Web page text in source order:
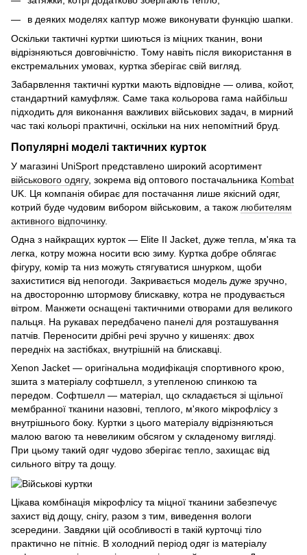
в деяких моделях каптур може виконувати функцію шапки.
Оскільки тактичні куртки шиються із міцних тканин, вони
відрізняються довговічністю. Тому навіть після використання в
екстремальних умовах, куртка зберігає свій вигляд.
Забарвлення тактичні куртки мають відповідне — олива, койот,
стандартний камуфляж. Саме така кольорова гама найбільш
підходить для виконання важливих військових задач, в мирний
час такі кольорі практичні, оскільки на них непомітний бруд.
Популярні моделі тактичних курток
У магазині UniSport представлено широкий асортимент
військового одягу, зокрема від оптового постачальника Kombat
UK. Ця компанія обирає для постачання лише якісний одяг,
котрий буде чудовим вибором військовим, а також любителям
активного відпочинку.
Одна з найкращих курток — Elite II Jacket, дуже тепла, м'яка та
легка, котру можна носити всю зиму. Куртка добре облягає
фігуру, комір та низ можуть стягуватися шнурком, щоби
захиститися від непогоди. Закривається модель дуже зручно,
на двосторонню штормову блискавку, котра не продувається
вітром. Манжети оснащені тактичними отворами для великого
пальця. На рукавах передбачено панелі для розташування
патчів. Переносити дрібні речі зручно у кишенях: двох
передніх на застібках, внутрішній на блискавці.
Xenon Jacket — оригінальна модифікація спортивного крою,
зшита з матеріалу софтшелл, з утепленою спинкою та
передом. Софтшелл — матеріал, що складається зі щільної
мембранної тканини назовні, теплого, м'якого мікрофлісу з
внутрішнього боку. Куртки з цього матеріалу відрізняються
малою вагою та невеликим обсягом у складеному вигляді.
При цьому такий одяг чудово зберігає тепло, захищає від
сильного вітру та дощу.
Цікава комбінація мікрофлісу та міцної тканини забезпечує
захист від дощу, снігу, разом з тим, виведення вологи
зсередини. Завдяки цій особливості в такій курточці тіло
практично не пітніє. В холодний період одяг із матеріалу